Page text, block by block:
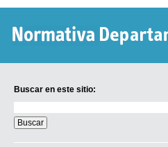
Buscar en este sitio:
en
este
sitio: